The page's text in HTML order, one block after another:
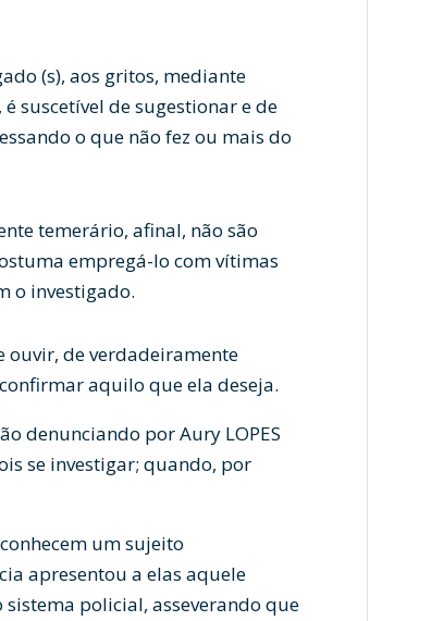
(s), aos gritos, mediante
suscetível de sugestionar e de
o que não fez ou mais do
temerário, afinal, não são
empregá-lo com vítimas
o investigado.
ouvir, de verdadeiramente
aquilo que ela deseja.
denunciando por Aury LOPES
se investigar; quando, por
um sujeito
apresentou a elas aquele
policial, asseverando que